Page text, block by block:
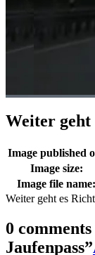
Weiter geht
Image published
Image size:
Image file name:
Weiter geht es
0
Jaufenpass”